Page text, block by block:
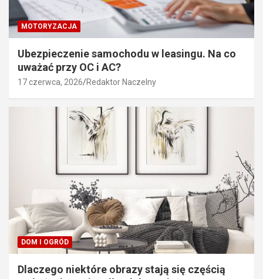
MOTORYZACJA
Ubezpieczenie samochodu w leasingu. Na co
uważać przy OC i AC?
17 czerwca, 2026 Redaktor Naczelny
DOM I OGRÓD
Dlaczego niektóre obrazy stają się częścią